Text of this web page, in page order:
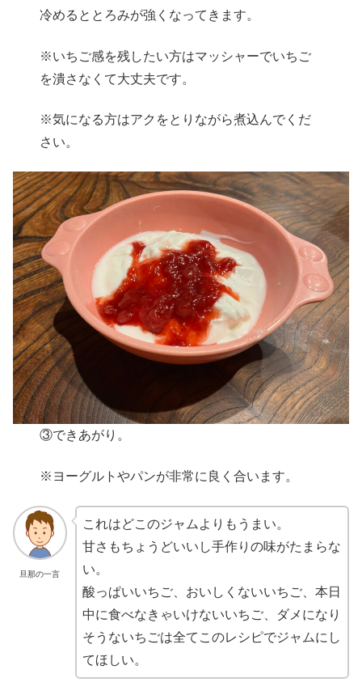
冷めるととろみが強くなってきます。
※いちご感を残したい方はマッシャーでいちご
を潰さなくて大丈夫です。
※気になる方はアクをとりながら煮込んでくだ
さい。
③できあがり。
※ヨーグルトやパンが非常に良く合います。
旦那の一言
これはどこのジャムよりもうまい。
甘さもちょうどいいし手作りの味がたまらな
い。
酸っぱいいちご、おいしくないいちご、本日
中に食べなきゃいけないいちご、ダメになり
そうないちごは全てこのレシピでジャムにし
てほしい。